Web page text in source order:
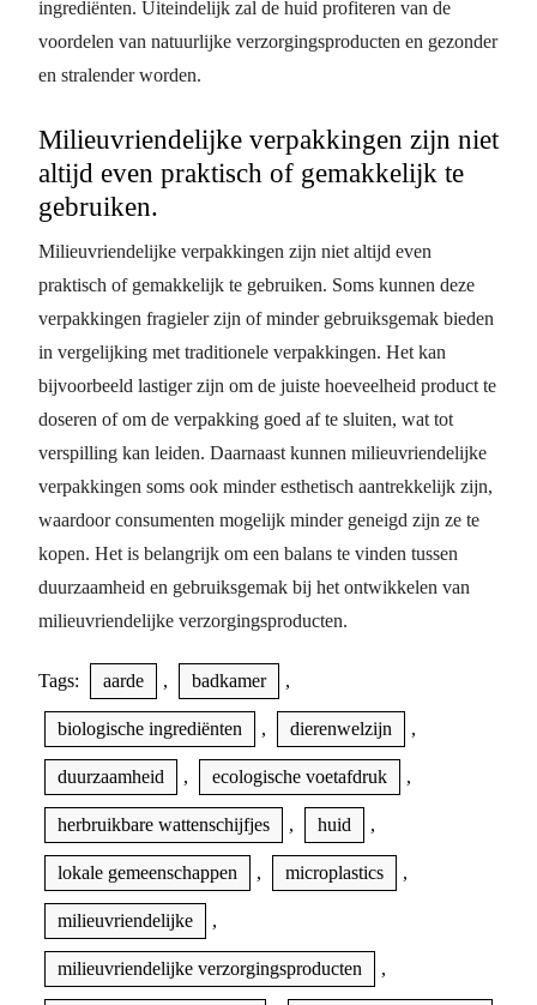
ingrediënten. Uiteindelijk zal de huid profiteren van de
voordelen van natuurlijke verzorgingsproducten en gezonder
en stralender worden.
Milieuvriendelijke verpakkingen zijn niet
altijd even praktisch of gemakkelijk te
gebruiken.
Milieuvriendelijke verpakkingen zijn niet altijd even
praktisch of gemakkelijk te gebruiken. Soms kunnen deze
verpakkingen fragieler zijn of minder gebruiksgemak bieden
in vergelijking met traditionele verpakkingen. Het kan
bijvoorbeeld lastiger zijn om de juiste hoeveelheid product te
doseren of om de verpakking goed af te sluiten, wat tot
verspilling kan leiden. Daarnaast kunnen milieuvriendelijke
verpakkingen soms ook minder esthetisch aantrekkelijk zijn,
waardoor consumenten mogelijk minder geneigd zijn ze te
kopen. Het is belangrijk om een balans te vinden tussen
duurzaamheid en gebruiksgemak bij het ontwikkelen van
milieuvriendelijke verzorgingsproducten.
Tags: aarde , badkamer ,
biologische ingrediënten , dierenwelzijn ,
duurzaamheid , ecologische voetafdruk ,
herbruikbare wattenschijfjes , huid ,
lokale gemeenschappen , microplastics ,
milieuvriendelijke ,
milieuvriendelijke verzorgingsproducten ,